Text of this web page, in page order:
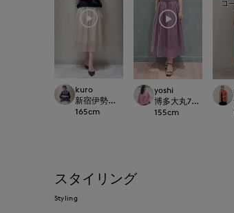
kuro
新宿伊勢丹SUPERIOR CLOSET
165cm
yoshi
博多大丸7-
155cm
スタイリング
Styling